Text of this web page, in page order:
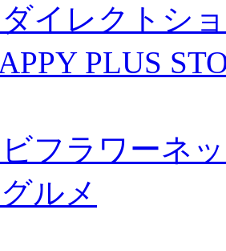
イレクトシ
PLUS
フラワーネ
ルメ